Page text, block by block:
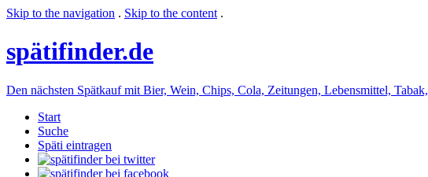
Skip to the navigation . Skip to the content .
spätifinder.de
Den nächsten Spätkauf mit Bier, Wein, Chips, Cola, Zeitungen, Lebensmittel,
Start
Suche
Späti eintragen